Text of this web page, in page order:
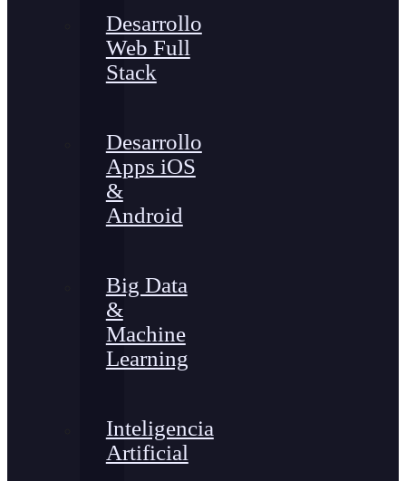
Desarrollo
Web Full
Stack
Desarrollo
Apps iOS
&
Android
Big Data
&
Machine
Learning
Inteligencia
Artificial